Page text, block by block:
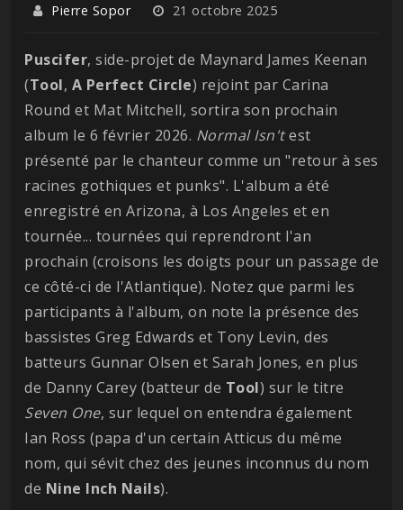
Pierre Sopor 21 octobre 2025
Puscifer, side-projet de Maynard James Keenan
(Tool, A Perfect Circle) rejoint par Carina
Round et Mat Mitchell, sortira son prochain
album le 6 février 2026. Normal Isn'test
présenté par le chanteur comme un "retour à ses
racines gothiques et punks". L'album a été
enregistré en Arizona, à Los Angeles et en
tournée... tournées qui reprendront l'an
prochain (croisons les doigts pour un passage de
ce côté-ci de l'Atlantique). Notez que parmi les
participants à l'album, on note la présence des
bassistes Greg Edwards et Tony Levin, des
batteurs Gunnar Olsen et Sarah Jones, en plus
de Danny Carey (batteur de Tool) sur le titre
Seven One, sur lequel on entendra également
Ian Ross (papa d'un certain Atticus du même
nom, qui sévit chez des jeunes inconnus du nom
de Nine Inch Nails).